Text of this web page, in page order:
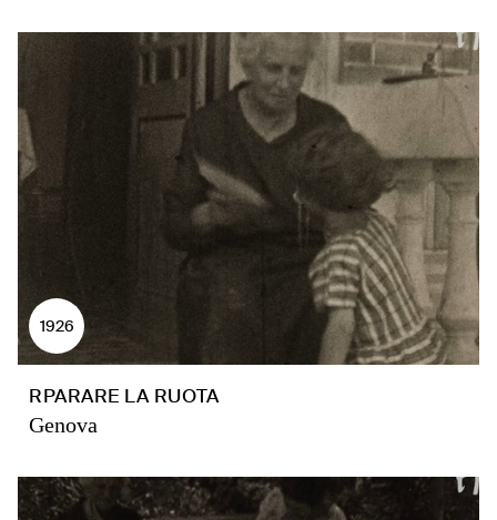
1926
RPARARE LA RUOTA
Genova